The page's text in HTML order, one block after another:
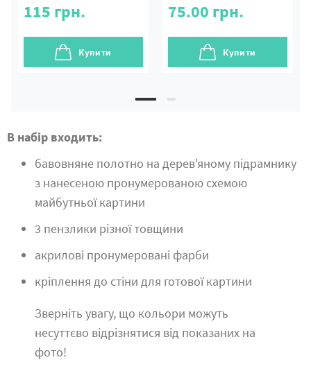
115 грн.
Купити
75.00 грн.
Купити
В набір входить:
бавовняне полотно на дерев'яному підрамнику
з нанесеною пронумерованою схемою
майбутньої картини
3 пензлики різної товщини
акрилові пронумеровані фарби
кріплення до стіни для готової картини
Зверніть увагу, що кольори можуть
несуттєво відрізнятися від показаних на
фото!